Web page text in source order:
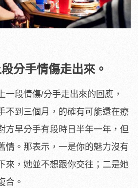
分手情傷走出來。
一段情傷/分手走出來的回應，
不到三個月，的確有可能還在療
方早分手有段時日半年一年，但
情。那表示，一是你的魅力沒有
來，她並不想跟你交往；二是她
合。